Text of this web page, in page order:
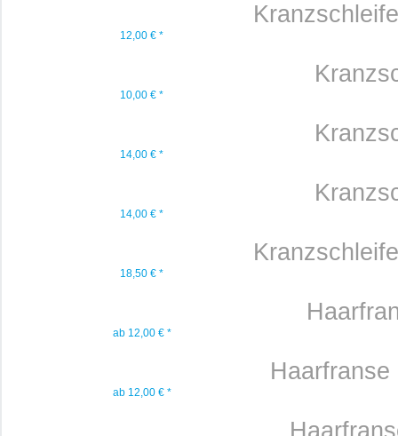
12,00 € *
10,00 € *
14,00 € *
14,00 € *
18,50 € *
ab 12,00 € *
ab 12,00 € *